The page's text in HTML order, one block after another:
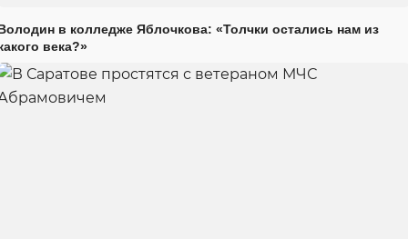
в колледже Яблочкова: «Толчки остались нам из
века?»